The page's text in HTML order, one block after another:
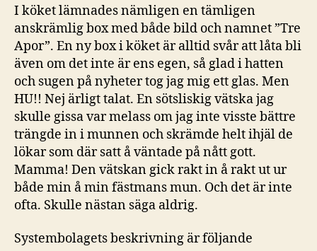
I köket lämnades nämligen en tämligen
anskrämlig box med både bild och namnet ”Tre
Apor”. En ny box i köket är alltid svår att låta bli
även om det inte är ens egen, så glad i hatten
och sugen på nyheter tog jag mig ett glas. Men
HU!! Nej ärligt talat. En sötsliskig vätska jag
skulle gissa var melass om jag inte visste bättre
trängde in i munnen och skrämde helt ihjäl de
lökar som där satt å väntade på nått gott.
Mamma! Den vätskan gick rakt in å rakt ut ur
både min å min fästmans mun. Och det är inte
ofta. Skulle nästan säga aldrig.
Systembolagets beskrivning är följande